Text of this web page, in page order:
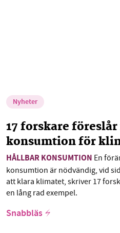
Nyheter
17 forskare
konsumtion för
HÅLLBAR KONSUMTION En
konsumtion är nödvändig, vid
att klara klimatet, skriver 17
en lång rad exempel.
Snabbläs